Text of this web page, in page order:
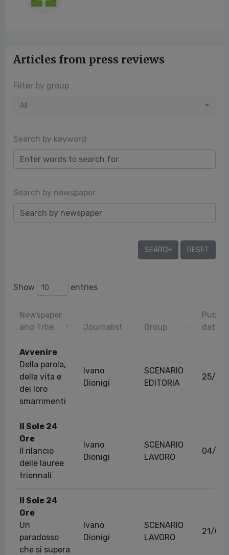
Articles from press reviews
Filter by group
All
Search by keyword
Search by newspaper
Show entries
Newspaper
and Title
Journalist Group
date
Avvenire
Della parola,
della vita e
dei loro
smarrimenti
Ivano
Dionigi
SCENARIO
EDITORIA
25/
Il Sole 24
Ore
Il rilancio
delle lauree
triennali
Ivano
Dionigi
SCENARIO
LAVORO
04/
Il Sole 24
Ore
Un
paradosso
che si supera
Ivano
Dionigi
SCENARIO
LAVORO
21/